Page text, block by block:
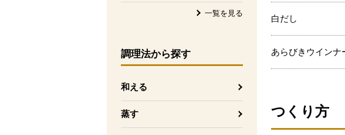
一覧を見る
調理法から探す
和える
蒸す
白だし
あらびきウインナ
つくり方